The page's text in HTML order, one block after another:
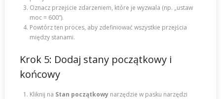
Oznacz przejście zdarzeniem, które je wyzwala (np. „ustaw
moc = 600”).
Powtórz ten proces, aby zdefiniować wszystkie przejścia
między stanami.
Krok 5: Dodaj stany początkowy i
końcowy
Kliknij na Stan początkowy narzędzie w pasku narzędzi